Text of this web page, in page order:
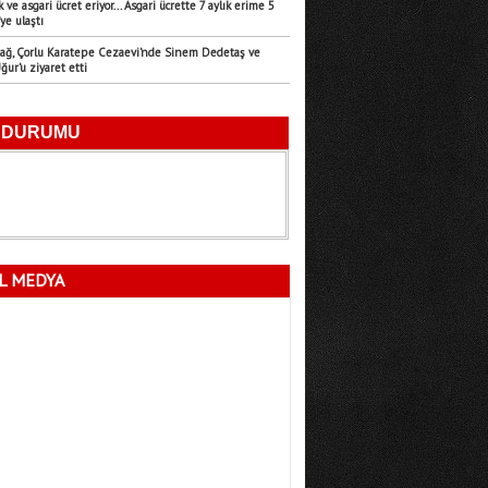
Emre Türk
11.07.2026
Mersin’in Sessiz Felaketi
Fatma Lalecan
11.09.2025
ve asgari ücret eriyor... Asgari ücrette 7 aylık erime 5
ulaştı
Çorlu Karatepe Cezaevi’nde Sinem Dedetaş ve
ziyaret etti
MEDYA